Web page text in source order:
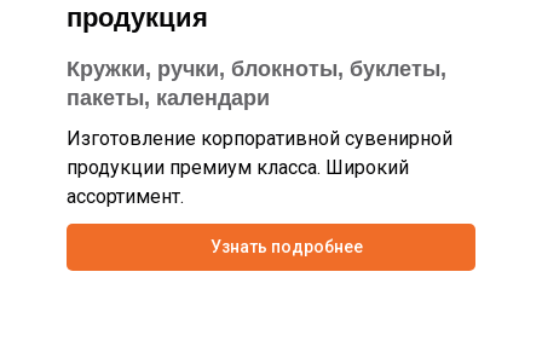
продукция
Кружки, ручки, блокноты, буклеты,
пакеты, календари
Изготовление корпоративной сувенирной
продукции премиум класса. Широкий
ассортимент.
Узнать подробнее